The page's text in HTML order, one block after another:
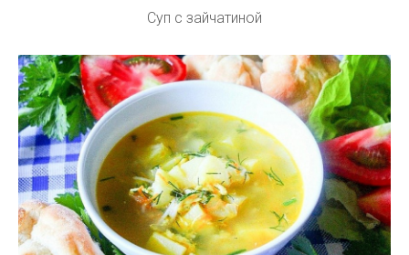
Суп с зайчатиной